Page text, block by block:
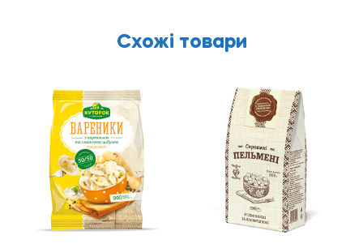
Схожі товари